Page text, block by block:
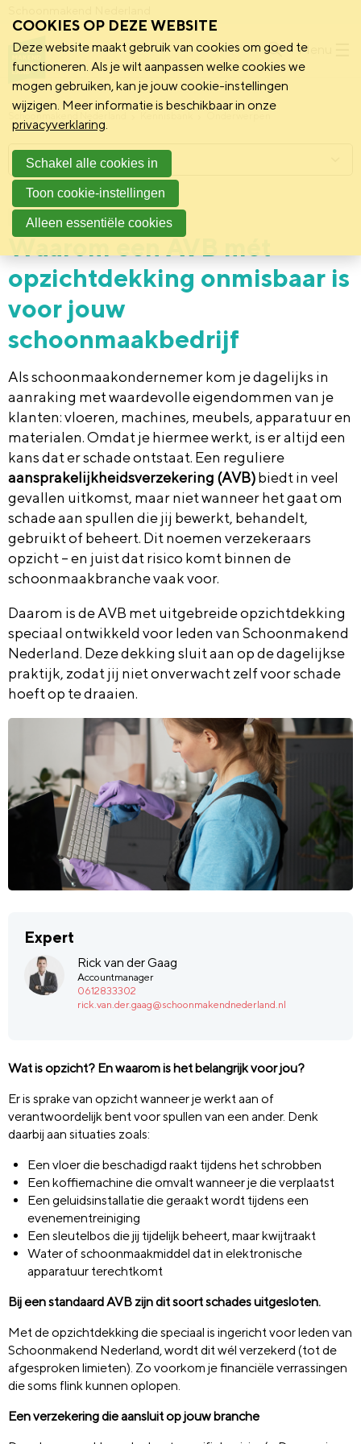
Menu
Schoonmakend Nederland
Vereniging 25 februari 2026
Waarom een AVB mét
opzichtdekking onmisbaar is
voor jouw
schoonmaakbedrijf
Als schoonmaakondernemer kom je dagelijks in
aanraking met waardevolle eigendommen van je
klanten: vloeren, machines, meubels, apparatuur en
materialen. Omdat je hiermee werkt, is er altijd een
kans dat er schade ontstaat. Een reguliere
aansprakelijkheidsverzekering (AVB)biedt in veel
gevallen uitkomst, maar niet wanneer het gaat om
schade aan spullen die jij bewerkt, behandelt,
gebruikt of beheert. Dit noemen verzekeraars
opzicht – en juist dat risico komt binnen de
schoonmaakbranche vaak voor.
Daarom is de AVB met uitgebreide opzichtdekking
speciaal ontwikkeld voor leden van Schoonmakend
Nederland. Deze dekking sluit aan op de dagelijkse
praktijk, zodat jij niet onverwacht zelf voor schade
hoeft op te draaien.
Expert
Rick van der Gaag
Accountmanager
0612833302
rick.van.der.gaag@schoonmakendnederland.nl
Wat is opzicht? En waarom is het belangrijk voor jou?
Er is sprake van opzicht wanneer je werkt aan of
verantwoordelijk bent voor spullen van een ander. Denk
daarbij aan situaties zoals:
Een vloer die beschadigd raakt tijdens het schrobben
Een koffiemachine die omvalt wanneer je die verplaatst
Een geluidsinstallatie die geraakt wordt tijdens een
evenementreiniging
Een sleutelbos die jij tijdelijk beheert, maar kwijtraakt
Water of schoonmaakmiddel dat in elektronische
apparatuur terechtkomt
Bij een standaard AVB zijn dit soort schades uitgesloten.
Met de opzichtdekking die speciaal is ingericht voor leden van
Schoonmakend Nederland, wordt dit wél verzekerd (tot de
afgesproken limieten). Zo voorkom je financiële verrassingen
die soms flink kunnen oplopen.
Een verzekering die aansluit op jouw branche
Menu
COOKIES OP DEZE WEBSITE
Deze website maakt gebruik van cookies om goed te
functioneren. Als je wilt aanpassen welke cookies we
mogen gebruiken, kan je jouw cookie-instellingen
wijzigen. Meer informatie is beschikbaar in onze
privacyverklaring.
Schakel alle cookies in
Toon cookie-instellingen
Alleen essentiële cookies